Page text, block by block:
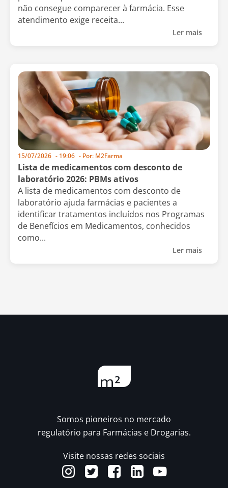
não consegue comparecer à farmácia. Esse
atendimento exige receita...
Ler mais
15/07/2026 - 19:06 - Por: M2Farma
Lista de medicamentos com desconto de
laboratório 2026: PBMs ativos
A lista de medicamentos com desconto de
laboratório ajuda farmácias e pacientes a
identificar tratamentos incluídos nos Programas
de Benefícios em Medicamentos, conhecidos
como...
Ler mais
Somos pioneiros no mercado
regulatório para Farmácias e Drogarias.
Visite nossas redes sociais